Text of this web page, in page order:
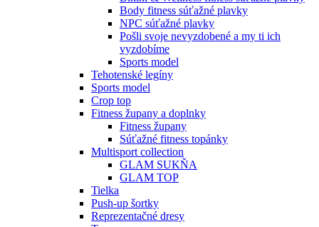
Body fitness súťažné plavky
NPC súťažné plavky
Pošli svoje nevyzdobené a my ti ich
vyzdobíme
Sports model
Tehotenské legíny
Sports model
Crop top
Fitness župany a doplnky
Fitness župany
Súťažné fitness topánky
Multisport collection
GLAM SUKŇA
GLAM TOP
Tielka
Push-up šortky
Reprezentačné dresy